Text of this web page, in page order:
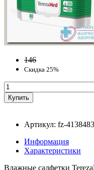
146
Скидка 25%
Артикул: fz-4138483
Информация
Характеристики
Влажные салфетки